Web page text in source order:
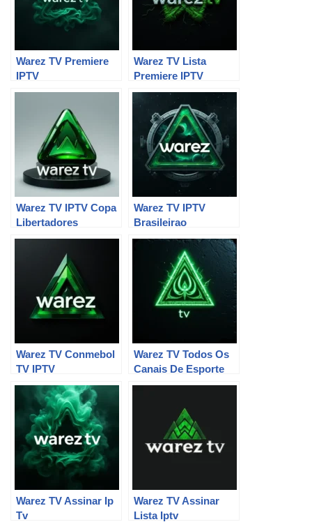
Warez TV Premiere
IPTV
Warez TV Lista
Premiere IPTV
Warez TV IPTV Copa
Libertadores
Warez TV IPTV
Brasileirao
Warez TV Conmebol
TV IPTV
Warez TV Todos Os
Canais De Esporte
Warez TV Assinar Ip
Tv
Warez TV Assinar
Lista Iptv